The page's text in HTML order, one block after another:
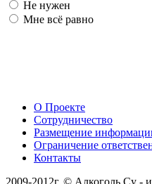
Не нужен
Мне всё равно
О Проекте
Сотрудничество
Размещение
Ограничение
Контакты
2009-2012г. © Алкоголь.Су -